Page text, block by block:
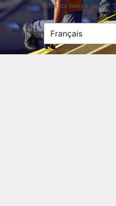
Mot de passe oublié ?
Langue